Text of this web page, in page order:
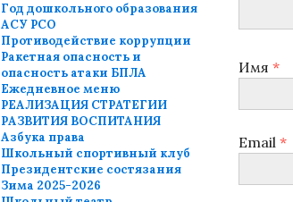
Имя *
Email *
Год дошкольного образования
АСУ РСО
Противодействие коррупции
Ракетная опасность и
опасность атаки БПЛА
Ежедневное меню
РЕАЛИЗАЦИЯ СТРАТЕГИИ
РАЗВИТИЯ ВОСПИТАНИЯ
Азбука права
Школьный спортивный клуб
Президентские состязания
Зима 2025-2026